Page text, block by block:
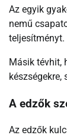
Az egyik
nemű
teljesítményt.
Másik tévhit,
A edzők
Az edzők